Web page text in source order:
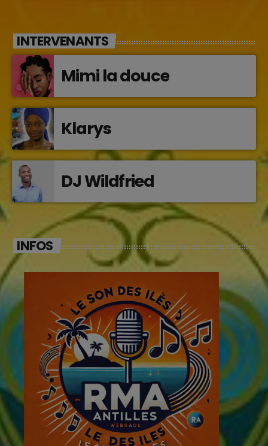
INTERVENANTS
Mimi la douce
Klarys
DJ Wildfried
INFOS